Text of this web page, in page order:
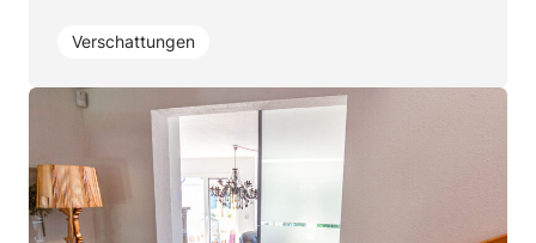
Verschattungen